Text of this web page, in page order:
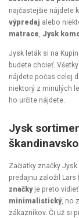
najčastejšie nájdete
výpredaj alebo
matrace, Jysk
Jysk leták si na
budete chcieť.
nájdete počas celej
niektorý z minulých
ho určite nájdete.
Jysk
Začiatky značky
predajnu založil Lars
značkyje preto
minimalistický, no
zákazníkov. Či už si